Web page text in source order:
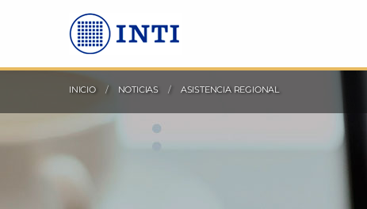
Saltea al Contenido principal
INICIO NOTICIAS ACTUAL:
ASISTENCIA REGIONAL